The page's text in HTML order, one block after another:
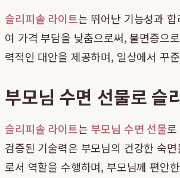
슬리피솔 라이트는 뛰어난 기능성과
여 가격 부담을 낮춤으로써, 불면증으
력적인 대안을 제공하며, 일상에서 꾸
부모님 수면 선물로 슬
슬리피솔 라이트는 부모님 수면 선물로
검증된 기술력은 부모님의 건강한 숙
로서 역할을 수행하며, 부모님께 편안